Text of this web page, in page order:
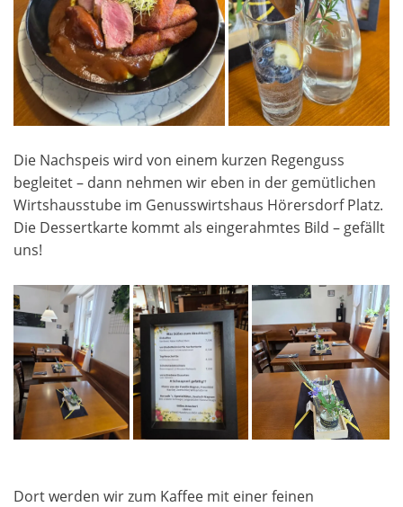
Die Nachspeis wird von einem kurzen Regenguss
begleitet – dann nehmen wir eben in der gemütlichen
Wirtshausstube im Genusswirtshaus Hörersdorf Platz.
Die Dessertkarte kommt als eingerahmtes Bild – gefällt
uns!
Dort werden wir zum Kaffee mit einer feinen